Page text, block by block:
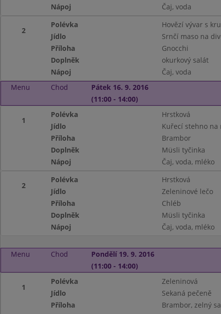
Nápoj
Čaj, voda
2
Polévka
Hovězí vývar s
Jídlo
Srnčí maso na
Příloha
Gnocchi
Doplněk
okurkový salát
Nápoj
Čaj, voda
Menu
Chod
Pátek 16. 9. 2016
(11:00 - 14:00)
1
Polévka
Hrstková
Jídlo
Kuřecí stehno na
Příloha
Brambor
Doplněk
Müsli tyčinka
Nápoj
Čaj, voda, mléko
2
Polévka
Hrstková
Jídlo
Zeleninové lečo
Příloha
Chléb
Doplněk
Müsli tyčinka
Nápoj
Čaj, voda, mléko
Menu Chod
Pondělí 19. 9. 2016
(11:00 - 14:00)
1
Polévka
Zeleninová
Jídlo
Sekaná pečeně
Příloha
Brambor, zelný